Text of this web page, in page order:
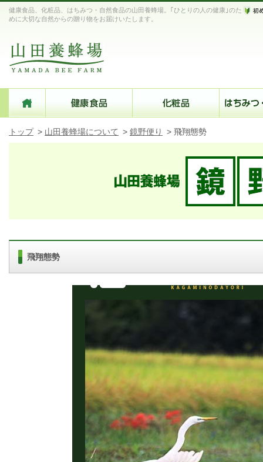
健康食品、化粧品、はちみつ・自然食品の山田養蜂場。｢ひとりの人の健康｣のた
めに大切な自然からの贈り物をお届けいたします。
トップ > 山田養蜂場について > 鏡野便り > 飛翔態勢
飛翔態勢